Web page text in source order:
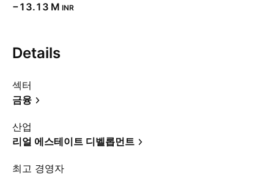
‪−13.13 M‬ INR
Details
섹터
금융
산업
리얼 에스테이트 디벨롭먼트
최고 경영자